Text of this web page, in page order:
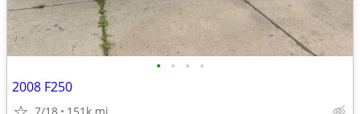
• • • •
2008 F250